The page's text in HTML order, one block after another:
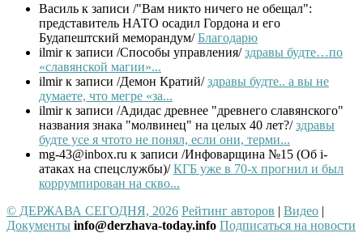
Василь к записи /"Вам никто ничего не обещал":
представитель НАТО осадил Гордона и его
Будапештский меморандум/Благодарю
ilmirк записи /Способы управления/здравы будте…по
«славянской магии»...
ilmirк записи /Демон Кратий/здравы будте.. а вы не
думаете, что мегре «за...
ilmirк записи /Адидас древнее "древнего славянского"
названия знака "молвинец" на целых 40 лет?/здравы
будте усе я чтото не понял, если они, терми...
mg-43@inbox.ru к записи /Инфоварщина №15 (Об i-
атаках на спецслужбы)/КГБ уже в 70-х прогнил и был
коррумпирован на скво...
© ДЕРЖАВА СЕГОДНЯ, 2026 Рейтинг авторов | Видео |
Документы info@derzhava-today.info Подписаться на новости